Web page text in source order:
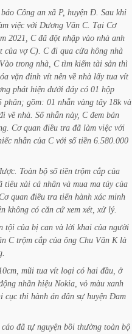
báo Công an xã P, huyện Đ. Sau khi
việc với Dương Văn C. Tại Cơ
2021, C đã đột nhập vào nhà anh
của vợ C). C đi qua cửa hông nhà
Vào trong nhà, C tìm kiếm tài sản thì
vặn đinh vít nên về nhà lấy tua vít
phát hiện dưới đáy có 01 hộp
phân; gồm: 01 nhẫn vàng tây 18k và
về nhà. Số nhẫn này, C đem bán
Cơ quan điều tra đã làm việc với
nhẫn của C với số tiền 6.580.000
Toàn bộ số tiền trộm cắp của
tiêu xài cá nhân và mua ma túy của
quan điều tra tiến hành xác minh
không có căn cứ xem xét, xử lý.
tội của bị can và lời khai của người
C trộm cắp của ông Chu Văn K là
10cm, mũi tua vít loại có hai đầu, ở
nhãn hiệu Nokia, vỏ màu xanh
cục thi hành án dân sự huyện Đam
cáo đã tự nguyện bồi thường toàn bộ